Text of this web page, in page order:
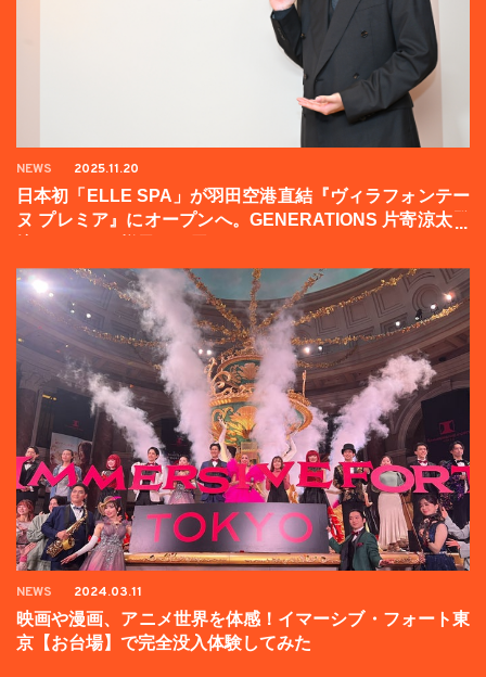
NEWS 2025.11.20
日本初「ELLE SPA」が羽田空港直結『ヴィラフォンテー
ヌ プレミア』にオープンへ。GENERATIONS 片寄涼太登
NEWS 2024.03.11
映画や漫画、アニメ世界を体感！イマーシブ・フォート東
京【お台場】で完全没入体験してみた